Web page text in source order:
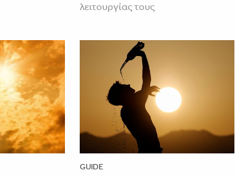
λειτουργίας τους
GUIDE